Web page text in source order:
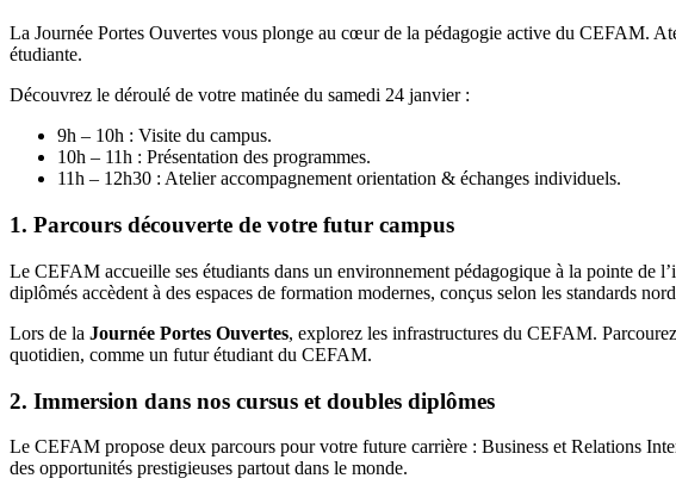
La Journée Portes Ouvertes vous plonge au cœur de la pédagogie active du CEFAM.
étudiante.
Découvrez le déroulé de votre matinée du samedi 24 janvier :
9h – 10h : Visite du campus.
10h – 11h : Présentation des programmes.
11h – 12h30 : Atelier accompagnement orientation & échanges individuels.
1. Parcours découverte de votre futur campus
Le CEFAM accueille ses étudiants dans un environnement pédagogique à la pointe de
diplômés accèdent à des espaces de formation modernes, conçus selon les standards
Lors de la Journée Portes Ouvertes, explorez les infrastructures du CEFAM.
quotidien, comme un futur étudiant du CEFAM.
2. Immersion dans nos cursus et doubles diplômes
Le CEFAM propose deux parcours pour votre future carrière : Business et Relations
des opportunités prestigieuses partout dans le monde.